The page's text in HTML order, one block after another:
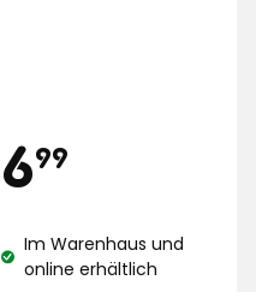
Preis
699
€
Lagerbestand:
Im Warenhaus und
online erhältlich